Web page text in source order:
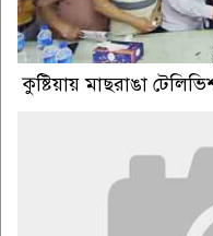
কুষ্টিয়ায় মাছরাঙা